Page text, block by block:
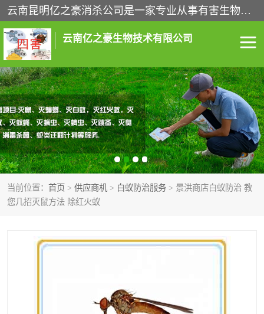
云南昆明亿之豪消杀公司是一家专业从事有害生物防治综合治理的公司，治理服务包括：灭鼠,杀虫,除虫,除蟑螂,白蚁防治,消杀等；安全环保,快速上门,价格透明,完善的售后服务,不影响您的生活工作。
云南亿之豪生物技术有限公司
当前位置： 首页 > 供应商机 > 白蚁防治服务 > 景洪商店白蚁防治 教
您几招灭鼠方法 除红火蚁
灭鼠服务 杀虫服务
除虫服务 除蟑螂服务
白蚁防治服务 消杀服务
昆明灭老鼠 昆明灭蟑螂
昆明消毒公司 昆明白蚁防治